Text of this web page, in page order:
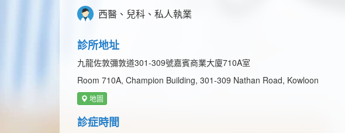
西醫、兒科、私人執業
診所地址
九龍佐敦彌敦道301-309號嘉賓商業大廈710A室
Room 710A, Champion Building, 301-309 Nathan Road, Kowloon
地圖
診症時間